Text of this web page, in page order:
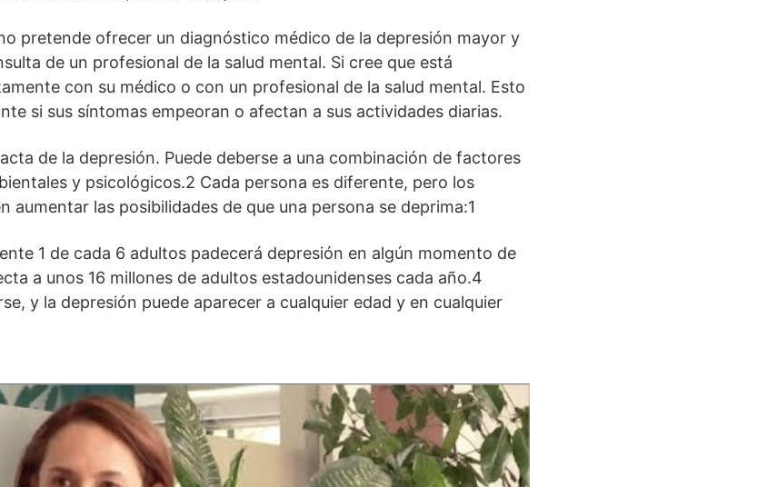
pretende ofrecer un diagnóstico médico de la depresión mayor y
de un profesional de la salud mental. Si cree que está
con su médico o con un profesional de la salud mental. Esto
si sus síntomas empeoran o afectan a sus actividades diarias.
de la depresión. Puede deberse a una combinación de factores
y psicológicos.2 Cada persona es diferente, pero los
aumentar las posibilidades de que una persona se deprima:1
1 de cada 6 adultos padecerá depresión en algún momento de
a unos 16 millones de adultos estadounidenses cada año.4
y la depresión puede aparecer a cualquier edad y en cualquier